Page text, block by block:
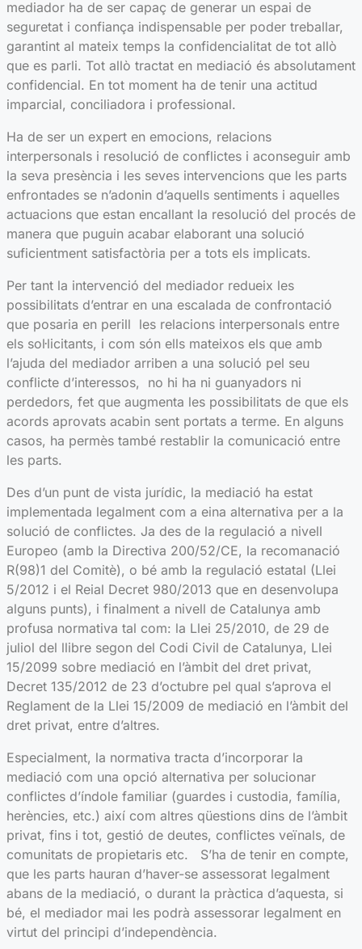
mediador ha de ser capaç de generar un espai de
seguretat i confiança indispensable per poder treballar,
garantint al mateix temps la confidencialitat de tot allò
que es parli. Tot allò tractat en mediació és absolutament
confidencial. En tot moment ha de tenir una actitud
imparcial, conciliadora i professional.
Ha de ser un expert en emocions, relacions
interpersonals i resolució de conflictes i aconseguir amb
la seva presència i les seves intervencions que les parts
enfrontades se n’adonin d’aquells sentiments i aquelles
actuacions que estan encallant la resolució del procés de
manera que puguin acabar elaborant una solució
suficientment satisfactòria per a tots els implicats.
Per tant la intervenció del mediador redueix les
possibilitats d’entrar en una escalada de confrontació
que posaria en perill les relacions interpersonals entre
els sol·licitants, i com són ells mateixos els que amb
l’ajuda del mediador arriben a una solució pel seu
conflicte d’interessos, no hi ha ni guanyadors ni
perdedors, fet que augmenta les possibilitats de que els
acords aprovats acabin sent portats a terme. En alguns
casos, ha permès també restablir la comunicació entre
les parts.
Des d’un punt de vista jurídic, la mediació ha estat
implementada legalment com a eina alternativa per a la
solució de conflictes. Ja des de la regulació a nivell
Europeo (amb la Directiva 200/52/CE, la recomanació
R(98)1 del Comitè), o bé amb la regulació estatal (Llei
5/2012 i el Reial Decret 980/2013 que en desenvolupa
alguns punts), i finalment a nivell de Catalunya amb
profusa normativa tal com: la Llei 25/2010, de 29 de
juliol del llibre segon del Codi Civil de Catalunya, Llei
15/2099 sobre mediació en l’àmbit del dret privat,
Decret 135/2012 de 23 d’octubre pel qual s’aprova el
Reglament de la Llei 15/2009 de mediació en l’àmbit del
dret privat, entre d’altres.
Especialment, la normativa tracta d’incorporar la
mediació com una opció alternativa per solucionar
conflictes d’índole familiar (guardes i custodia, família,
herències, etc.) així com altres qüestions dins de l’àmbit
privat, fins i tot, gestió de deutes, conflictes veïnals, de
comunitats de propietaris etc. S’ha de tenir en compte,
que les parts hauran d’haver-se assessorat legalment
abans de la mediació, o durant la pràctica d’aquesta, si
bé, el mediador mai les podrà assessorar legalment en
virtut del principi d’independència.